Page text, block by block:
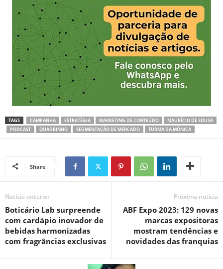
TAGS CAMPANHA ESTRATÉGIA MARKETING DE CONTEÚDO
MAURÍCIO DE SOUSA
PODCAST
QUADRINHO SEGMENTAÇÃO DE MERCADO TURMA DA MÔNICA
Share
Notícia anterior
Boticário Lab surpreende
com cardápio inovador de
bebidas harmonizadas
com fragrâncias exclusivas
Próxima notícia
ABF Expo 2023: 129 novas
marcas expositoras
mostram tendências e
novidades das franquias